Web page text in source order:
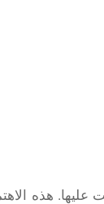
هذه